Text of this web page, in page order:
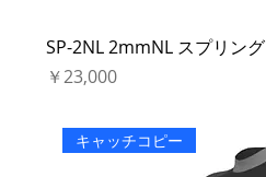
SP-2NL 2mmNL スプリング
価格
￥23,000
キャッチコピー